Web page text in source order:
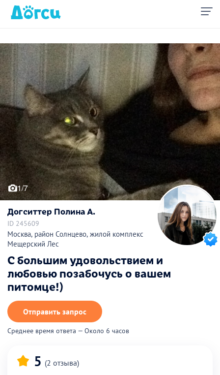
1/7
Догситтер Полина А.
ID 245609
Москва, район Солнцево, жилой комплекс
Мещерский Лес
С большим удовольствием и
любовью позабочусь о вашем
питомце!)
Отправить запрос
Среднее время ответа — Около 6 часов
5 (2 отзыва)